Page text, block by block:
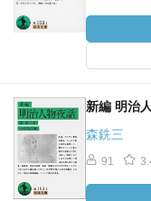
新編 明治
森銑三
91